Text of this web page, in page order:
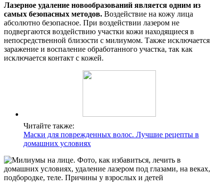
Лазерное удаление новообразований является одним из
самых безопасных методов. Воздействие на кожу лица
абсолютно безопасное. При воздействии лазером не
подвергаются воздействию участки кожи находящиеся в
непосредственной близости с милиумом. Также исключается
заражение и воспаление обработанного участка, так как
исключается контакт с кожей.
Читайте также:
Маски для поврежденных волос. Лучшие рецепты в
домашних условиях